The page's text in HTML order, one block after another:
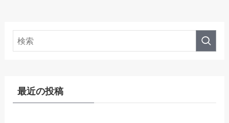
最近の投稿